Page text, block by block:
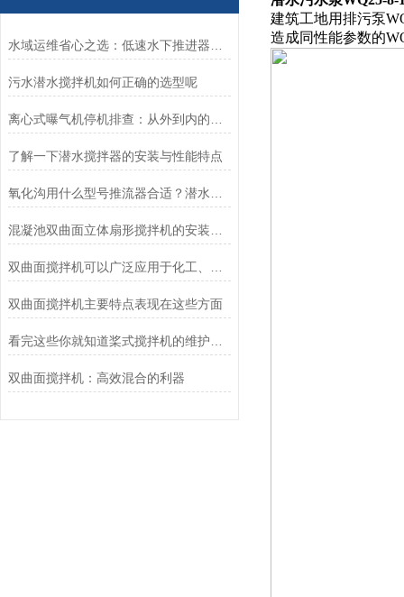
污水潜水搅拌机如何正确的选型呢
了解一下潜水搅拌器的安装与性能特点
双曲面搅拌机主要特点表现在这些方面
双曲面搅拌机：高效混合的利器
建筑工地用排污泵
造成同性能参数的